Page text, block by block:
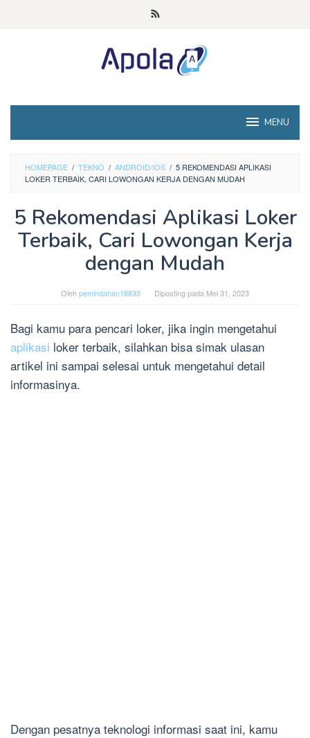
MENU
HOMEPAGE / TEKNO / ANDROID/IOS / 5 REKOMENDASI APLIKASI
LOKER TERBAIK, CARI LOWONGAN KERJA DENGAN MUDAH
5 Rekomendasi Aplikasi Loker
Terbaik, Cari Lowongan Kerja
dengan Mudah
Olehpemindahan18833 Diposting pada Mei 31, 2023
Bagi kamu para pencari loker, jika ingin mengetahui
aplikasi loker terbaik, silahkan bisa simak ulasan
artikel ini sampai selesai untuk mengetahui detail
informasinya.
Dengan pesatnya teknologi informasi saat ini, kamu